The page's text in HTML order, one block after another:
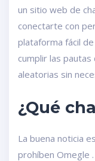
un sitio web de
conectarte con
plataforma fácil
cumplir las
aleatorias sin
¿Qué
La buena noticia
prohíben Omegle